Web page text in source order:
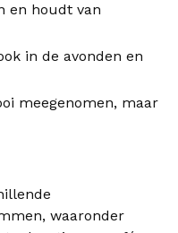
en houdt van
in de avonden en
meegenomen, maar
waaronder